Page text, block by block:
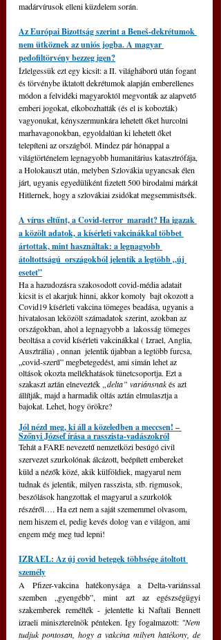
madárvírusok elleni küzdelem során.
Az Európai Bizottság szerint a Beneš-dekrétumok
nem ütköznek az uniós jogba. A magyar
pedofiltörvény bezzeg igen?
Ízlelgessük ezt egy kicsit: a II. világháború után fogant
és törvénybe iktatott dekrétumok alapján emberellenes
módon a felvidéki magyaroktól megvonták az alapvető
emberi jogokat, elkobozhatták (és el is kobozták)
vagyonukat, kényszermunkára lehetett őket hurcolni
marhavagonokban, egyoldalúan ki lehetett őket
telepíteni az országból. Mindez pár hónappal a
világtörténelem legnagyobb humanitárius katasztrófája,
a Holokauszt után, melyben Szlovákia ugyancsak élen
járt, ugyanis egyedüliként fizetett 500 birodalmi márkát
Hitlernek, hogy a szlovákiai zsidókat megsemmisítsék.
A vírus eltűnt, a Covid-terror  maradt? Ha igazak
a közölt adatok, a kísérleti vakcinákkal többet
ártottak, mint használtak: a legnagyobb
átoltottságú  országokból jelentik a legtöbb „új
esetet”
Ha a hazudozásra szakosodott covid-média adatait
kicsit is el akarjuk hinni, akkor komoly  bajt okozott a
Covid19 kísérleti vakcina tömeges beadása, ugyanis a
hivatalosan leközölt számadatok szerint, azokban az
országokban, ahol a legnagyobb a  lakosság tömeges
beoltása a covid kísérleti vakcinákkal ( Izrael, Anglia,
Ausztrália) , onnan  jelentik újabban a legtöbb furcsa,
„covid-szerű” megbetegedést, ami simán lehet az
oltások okozta mellékhatások tünetcsoportja. Ezt a
szakaszt aztán elnevezték
„delta” variánsnak és azt
állítják, majd a harmadik oltás aztán elmulasztja a
bajokat. Lehet, hogy örökre?
Jól nézd meg, ki áll a közeledben a meccsen! –
Szőnyi József írása a rasszista-vadászokról
Tehát a FARE nevezetű nemzetközi besúgó civil
szervezet szurkolónak álcázott, beépített embereket
küld a nézők közé, akik külföldiek, magyarul nem
tudnak és jelentik, milyen rasszista, stb. rigmusok,
beszólások hangzottak el magyarul a szurkolók
részéről…. Ha ezt nem a saját szememmel olvasom,
nem hiszem el, pedig kevés dolog van e világon, ami
engem még meg tud lepni!
IZRAEL: Az új covid betegek többsége átoltott
személy
A Pfizer-vakcina hatékonysága a Delta-variánssal
szemben „gyengébb”, mint azt az egészségügyi
szakemberek remélték - jelentette ki Naftali Bennett
izraeli miniszterelnök pénteken. Így fogalmazott: "Nem
tudjuk pontosan, hogy a vakcina milyen hatékony, de